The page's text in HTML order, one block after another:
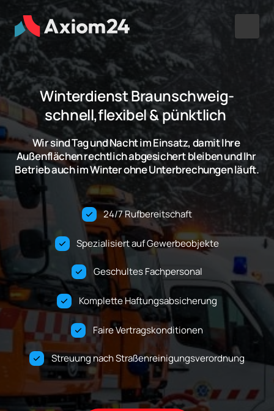
Winterdienst Braunschweig-
schnell,flexibel & pünktlich
Wir sind Tag und Nacht im Einsatz, damit Ihre
Außenflächen rechtlich abgesichert bleiben und Ihr
24/7 Rufbereitschaft
Spezialisiert auf Gewerbeobjekte
Geschultes Fachpersonal
Komplette Haftungsabsicherung
Faire Vertragskonditionen
Streuung nach Straßenreinigungsverordnung